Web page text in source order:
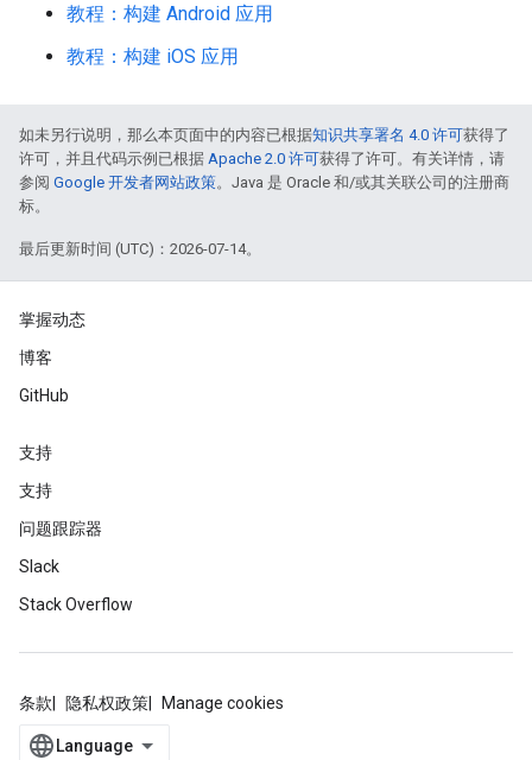
教程：构建 Android 应用
教程：构建 iOS 应用
如未另行说明，那么本页面中的内容已根据知识共享署名 4.0 许可获得了
许可，并且代码示例已根据 Apache 2.0 许可获得了许可。有关详情，请
参阅 Google 开发者网站政策。Java 是 Oracle 和/或其关联公司的注册商
标。
最后更新时间 (UTC)：2026-07-14。
掌握动态
博客
GitHub
支持
支持
问题跟踪器
Slack
Stack Overflow
条款 隐私权政策 Manage cookies